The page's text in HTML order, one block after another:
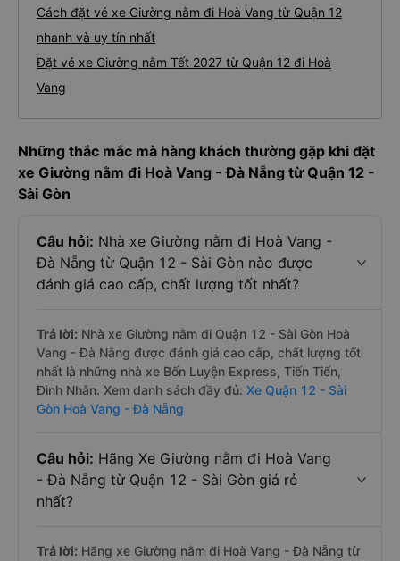
Cách đặt vé xe Giường nằm đi Hoà Vang từ Quận 12
nhanh và uy tín nhất
Đặt vé xe Giường nằm Tết 2027 từ Quận 12 đi Hoà
Vang
Những thắc mắc mà hàng khách thường gặp khi đặt
xe Giường nằm đi Hoà Vang - Đà Nẵng từ Quận 12 -
Sài Gòn
Câu hỏi: Nhà xe Giường nằm đi Hoà Vang -
Đà Nẵng từ Quận 12 - Sài Gòn nào được
đánh giá cao cấp, chất lượng tốt nhất?
Trả lời: Nhà xe Giường nằm đi Quận 12 - Sài Gòn Hoà
Vang - Đà Nẵng được đánh giá cao cấp, chất lượng tốt
nhất là những nhà xe Bốn Luyện Express, Tiến Tiến,
Đình Nhân. Xem danh sách đầy đủ: Xe Quận 12 - Sài
Gòn Hoà Vang - Đà Nẵng
Câu hỏi: Hãng Xe Giường nằm đi Hoà Vang
- Đà Nẵng từ Quận 12 - Sài Gòn giá rẻ
nhất?
Trả lời: Hãng xe Giường nằm đi Hoà Vang - Đà Nẵng từ